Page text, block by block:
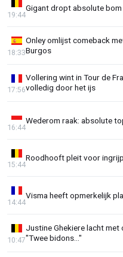
Gigant dropt absolute bom
19:44
Onley omlijst comeback
Burgos
18:33
Vollering wint in Tour de
volledig door het ijs
17:56
Wederom raak: absolute
16:44
Roodhooft pleit voor
15:44
Visma heeft opmerkelijk
14:44
Justine Ghekiere lacht
"Twee bidons..."
10:47